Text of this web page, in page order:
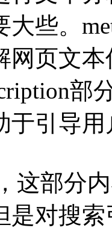
大些。
网页文
部
于引导
这部分
是对搜